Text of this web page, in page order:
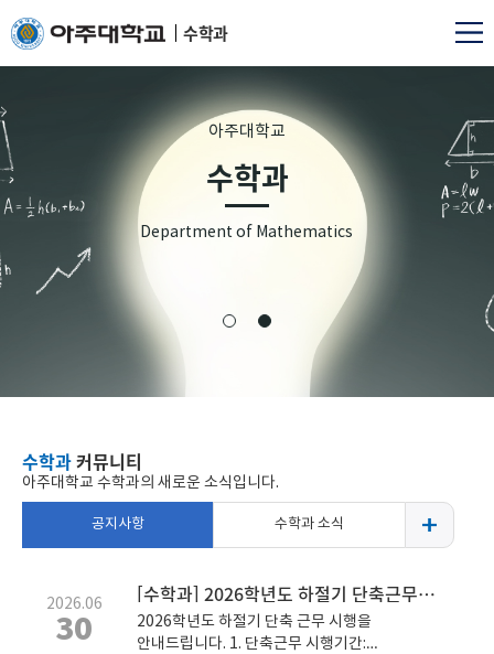
수학과
아주대학교
수학과
Department of Mathematics
수학과커뮤니티
아주대학교 수학과의 새로운 소식입니다.
공지사항
2026.06
30
[수학과] 2026학년도 하절기 단축근무 시행 안내(7/1(수)~8/11(화))
2026학년도 하절기 단축 근무 시행을
안내드립니다. 1. 단축근무 시행기간:
수학과 소식